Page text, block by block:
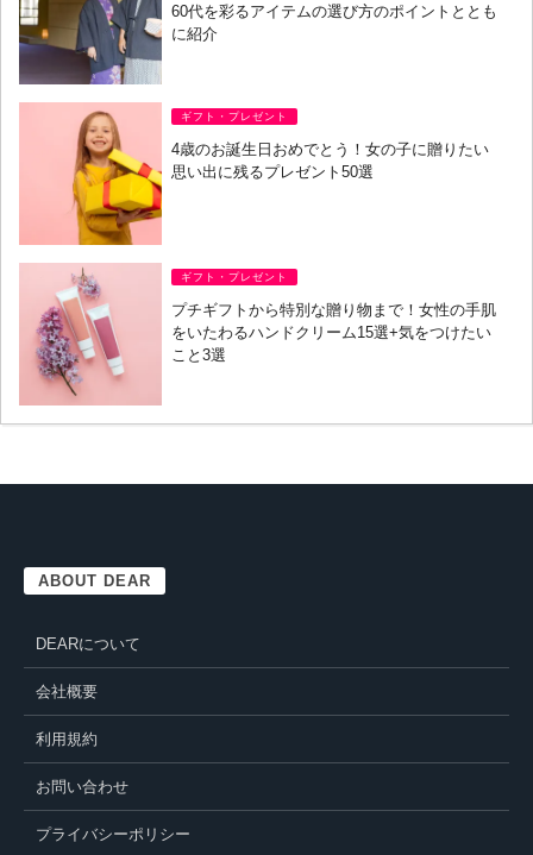
60代を彩るアイテムの選び方のポイントととも
に紹介
ギフト・プレゼント
4歳のお誕生日おめでとう！女の子に贈りたい
思い出に残るプレゼント50選
ギフト・プレゼント
プチギフトから特別な贈り物まで！女性の手肌
をいたわるハンドクリーム15選+気をつけたい
こと3選
ABOUT DEAR
DEARについて
会社概要
利用規約
お問い合わせ
プライバシーポリシー